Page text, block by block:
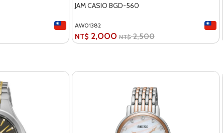
JAM CASIO BGD-560
AW01382
NT$ 2,000 NT$ 2,500